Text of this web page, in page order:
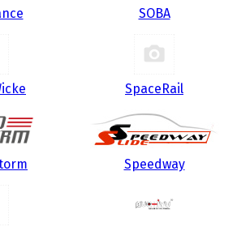
SOBA
SpaceRail
Speedway